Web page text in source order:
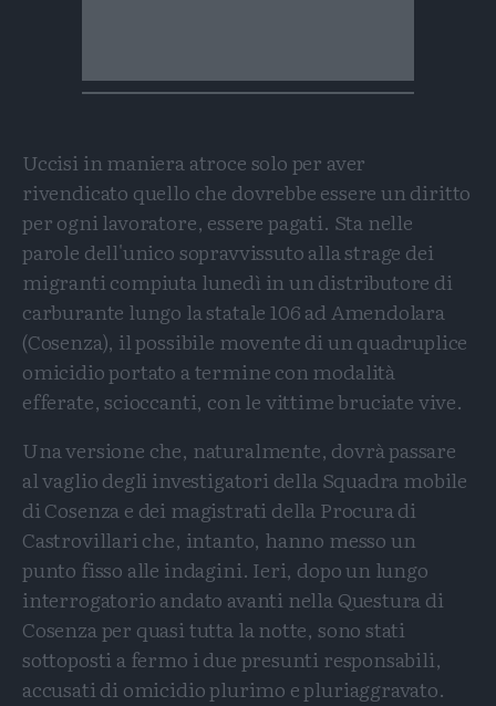
Uccisi in maniera atroce solo per aver
rivendicato quello che dovrebbe essere un diritto
per ogni lavoratore, essere pagati. Sta nelle
parole dell'unico sopravvissuto alla strage dei
migranti compiuta lunedì in un distributore di
carburante lungo la statale 106 ad Amendolara
(Cosenza), il possibile movente di un quadruplice
omicidio portato a termine con modalità
efferate, scioccanti, con le vittime bruciate vive.
Una versione che, naturalmente, dovrà passare
al vaglio degli investigatori della Squadra mobile
di Cosenza e dei magistrati della Procura di
Castrovillari che, intanto, hanno messo un
punto fisso alle indagini. Ieri, dopo un lungo
interrogatorio andato avanti nella Questura di
Cosenza per quasi tutta la notte, sono stati
sottoposti a fermo i due presunti responsabili,
accusati di omicidio plurimo e pluriaggravato.